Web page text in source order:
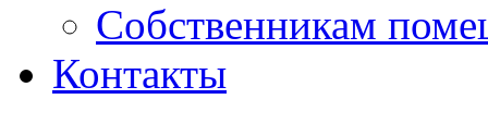
Собственникам
Контакты